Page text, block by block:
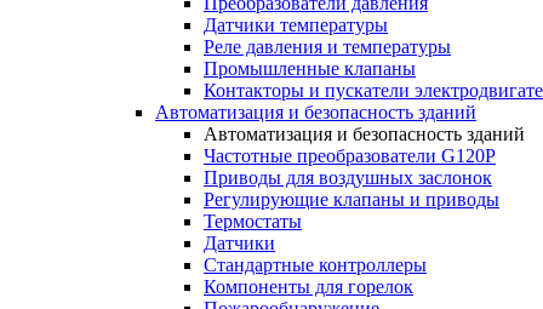
Датчики температуры
Реле давления и температуры
Промышленные клапаны
Контакторы и пускатели
Автоматизация и безопасность зданий
Автоматизация и безопасность зданий
Частотные преобразователи G120P
Приводы для воздушных заслонок
Регулирующие клапаны и приводы
Термостаты
Датчики
Стандартные контроллеры
Компоненты для горелок